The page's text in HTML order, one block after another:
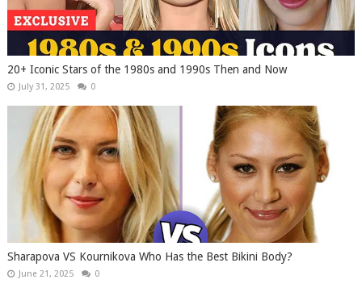
20+ Iconic Stars of the 1980s and 1990s Then and Now
July 31, 2025 0
Sharapova VS Kournikova Who Has the Best Bikini Body?
June 21, 2025 0